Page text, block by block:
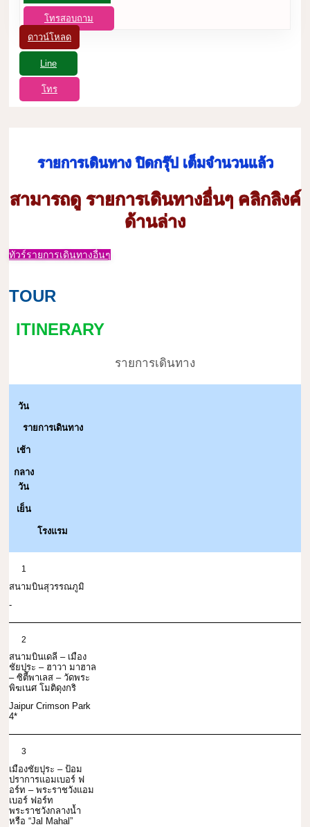
โทรสอบถาม
ดาวน์โหลด
Line
โทร
รายการเดินทาง ปิดกรุ๊ป เต็มจำนวนแล้ว
สามารถดู รายการเดินทางอื่นๆ คลิกลิงค์
ด้านล่าง
ทัวร์รายการเดินทางอื่นๆ
TOUR
ITINERARY
รายการเดินทาง
วัน
รายการเดินทาง
เช้า
กลาง
วัน
เย็น
โรงแรม
1
สนามบินสุวรรณภูมิ
-
2
สนามบินเดลี – เมือง
ชัยปุระ – ฮาวา มาฮาล
– ซิตี้พาเลส – วัดพระ
พิฆเนศ โมติดุงกริ
Jaipur Crimson Park
4*
3
เมืองชัยปุระ – ป้อม
ปราการแอมเบอร์ ฟ
อร์ท – พระราชวังแอม
เบอร์ ฟอร์ท
พระราชวังกลางน้ำ
หรือ “Jal Mahal”